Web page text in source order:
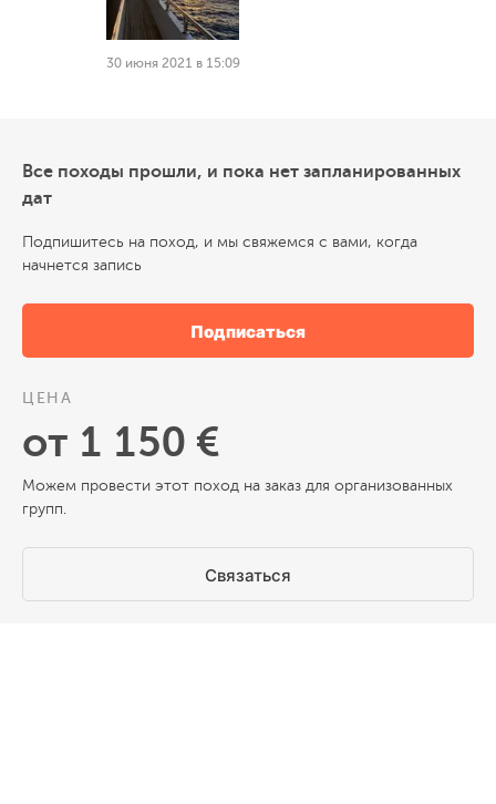
30 июня 2021 в 15:09
Все походы прошли, и пока нет запланированных
дат
Подпишитесь на поход, и мы свяжемся с вами, когда
начнется запись
Подписаться
ЦЕНА
от 1 150 €
Можем провести этот поход на заказ для организованных
групп.
Связаться